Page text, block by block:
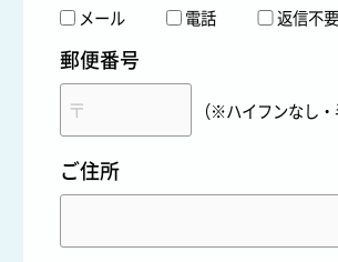
メール 電話 返信不要
郵便番号
（※ハイフンなし・
ご住所